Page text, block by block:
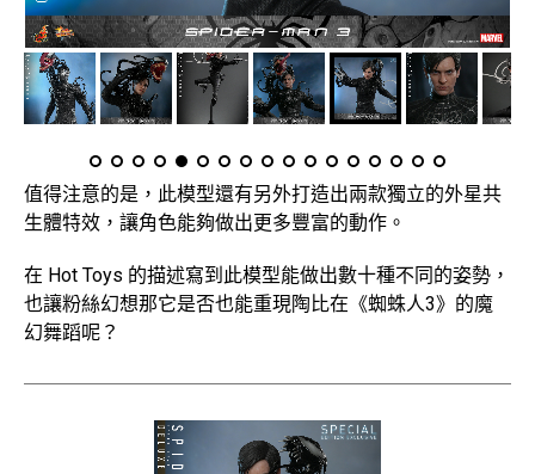
值得注意的是，此模型還有另外打造出兩款獨立的外星共
生體特效，讓角色能夠做出更多豐富的動作。
在 Hot Toys 的描述寫到此模型能做出數十種不同的姿勢，
也讓粉絲幻想那它是否也能重現陶比在《蜘蛛人3》的魔
幻舞蹈呢？